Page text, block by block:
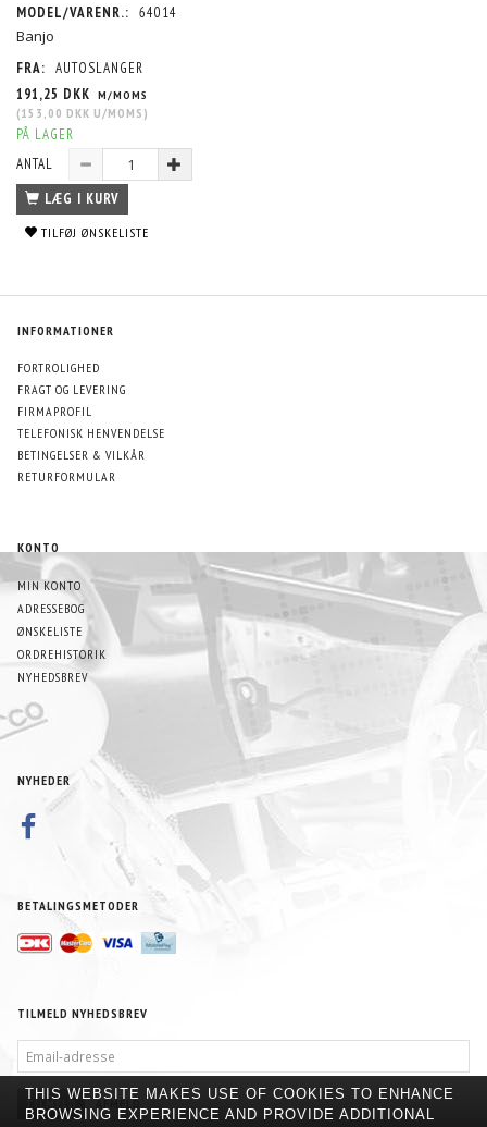
MODEL/VARENR.: 64014
Banjo
FRA: AUTOSLANGER
191,25 DKK M/MOMS
(153,00 DKK U/MOMS )
PÅ LAGER
ANTAL
LÆG I KURV
TILFØJ ØNSKELISTE
INFORMATIONER
FORTROLIGHED
FRAGT OG LEVERING
FIRMAPROFIL
TELEFONISK HENVENDELSE
BETINGELSER & VILKÅR
RETURFORMULAR
KONTO
MIN KONTO
ADRESSEBOG
ØNSKELISTE
ORDREHISTORIK
NYHEDSBREV
NYHEDER
BETALINGSMETODER
TILMELD NYHEDSBREV
ADRESSE
TILMELD AFMELD
THIS WEBSITE MAKES USE OF COOKIES TO ENHANCE
BROWSING EXPERIENCE AND PROVIDE ADDITIONAL